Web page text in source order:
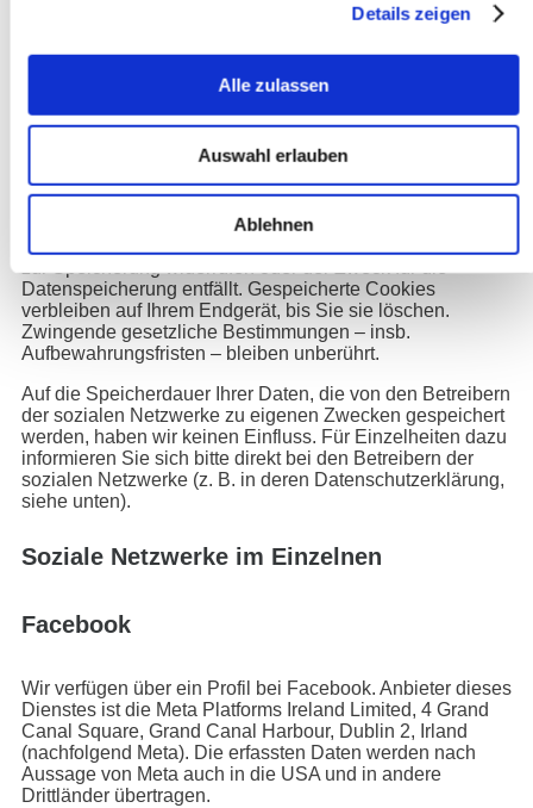
Details zeigen
Alle zulassen
Auswahl erlauben
Ablehnen
Verantwortlichkeit mit den Social-Media-Portal-Betreibern
nach der Unternehmenspolitik des jeweiligen Anbieters.
Die unmittelbar von uns über die Social-Media-Präsenz
erfassten Daten werden von unseren Systemen gelöscht,
sobald Sie uns zur Löschung auffordern, Ihre Einwilligung
Datenspeicherung entfällt. Gespeicherte Cookies
verbleiben auf Ihrem Endgerät, bis Sie sie löschen.
Zwingende gesetzliche Bestimmungen – insb.
Aufbewahrungsfristen – bleiben unberührt.
Auf die Speicherdauer Ihrer Daten, die von den Betreibern
der sozialen Netzwerke zu eigenen Zwecken gespeichert
werden, haben wir keinen Einfluss. Für Einzelheiten dazu
informieren Sie sich bitte direkt bei den Betreibern der
sozialen Netzwerke (z. B. in deren Datenschutzerklärung,
siehe unten).
Soziale Netzwerke im Einzelnen
Facebook
Wir verfügen über ein Profil bei Facebook. Anbieter dieses
Dienstes ist die Meta Platforms Ireland Limited, 4 Grand
Canal Square, Grand Canal Harbour, Dublin 2, Irland
(nachfolgend Meta). Die erfassten Daten werden nach
Aussage von Meta auch in die USA und in andere
Drittländer übertragen.